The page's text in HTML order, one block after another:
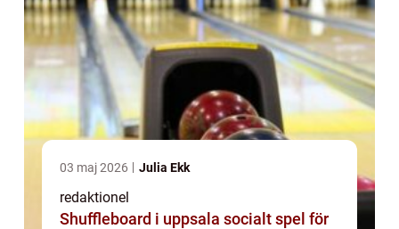
03 maj 2026 Julia Ekk
redaktionel
Shuffleboard i uppsala socialt spel för